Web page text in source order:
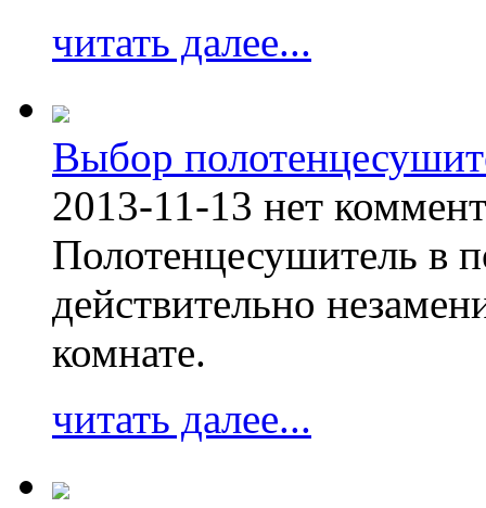
читать далее...
Выбор
2013-11-13 нет
Полотенцесушитель в
действительно
комнате.
читать далее...